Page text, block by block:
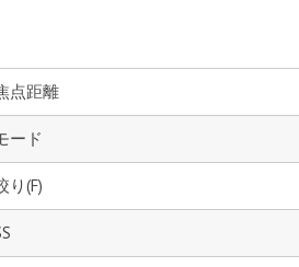
点距離
ード
り(F)